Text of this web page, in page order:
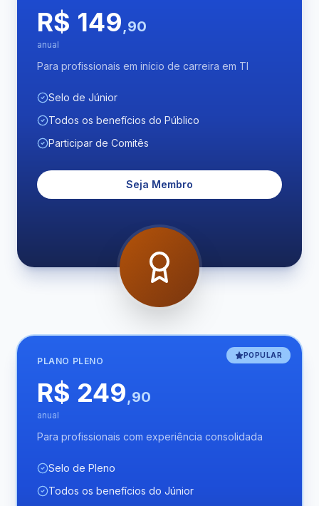
R$ 149,90
anual
Para profissionais em início de carreira em TI
Selo de Júnior
Todos os benefícios do Público
Participar de Comitês
Seja Membro
POPULAR
PLANO PLENO
R$ 249,90
anual
Para profissionais com experiência consolidada
Selo de Pleno
Todos os benefícios do Júnior